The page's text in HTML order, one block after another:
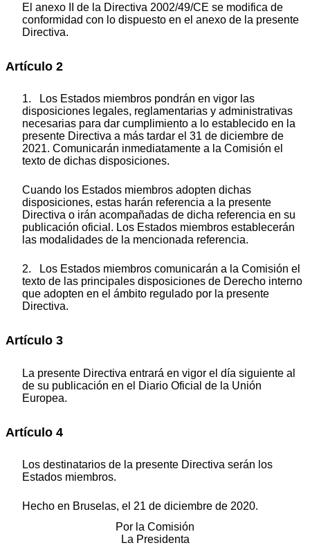
El anexo II de la Directiva 2002/49/CE se modifica de
conformidad con lo dispuesto en el anexo de la presente
Directiva.
Artículo 2
1. Los Estados miembros pondrán en vigor las
disposiciones legales, reglamentarias y administrativas
necesarias para dar cumplimiento a lo establecido en la
presente Directiva a más tardar el 31 de diciembre de
2021. Comunicarán inmediatamente a la Comisión el
texto de dichas disposiciones.
Cuando los Estados miembros adopten dichas
disposiciones, estas harán referencia a la presente
Directiva o irán acompañadas de dicha referencia en su
publicación oficial. Los Estados miembros establecerán
las modalidades de la mencionada referencia.
2. Los Estados miembros comunicarán a la Comisión el
texto de las principales disposiciones de Derecho interno
que adopten en el ámbito regulado por la presente
Directiva.
Artículo 3
La presente Directiva entrará en vigor el día siguiente al
de su publicación en el Diario Oficial de la Unión
Europea.
Artículo 4
Los destinatarios de la presente Directiva serán los
Estados miembros.
Hecho en Bruselas, el 21 de diciembre de 2020.
Por la Comisión
La Presidenta